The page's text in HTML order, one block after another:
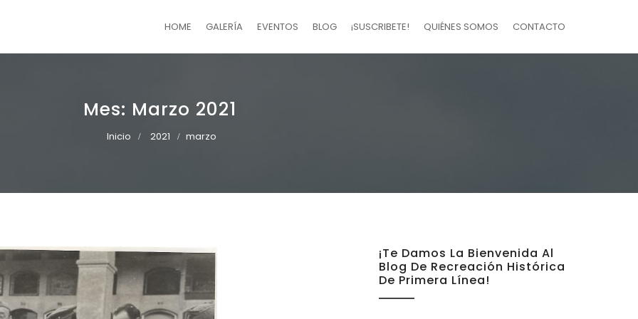
HOME GALERÍA EVENTOS BLOG ¡SUSCRIBETE! QUIÉNES SOMOS CONTACTO
Mes: Marzo 2021
Inicio 2021 marzo
¡Te Damos La Bienvenida Al
Blog De Recreación Histórica
De Primera Línea!